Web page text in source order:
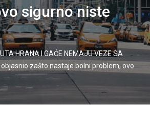
sigurno niste
HRANA I GAĆE NEMAJU VEZE SA
objasnio zašto nastaje bolni problem, ovo